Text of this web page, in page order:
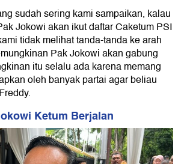
sudah sering kami sampaikan, kalau
Jokowi akan ikut daftar Caketum PSI
tidak melihat tanda-tanda ke arah
Pak Jokowi akan gabung
itu selalu ada karena memang
oleh banyak partai agar beliau
Ketum Berjalan